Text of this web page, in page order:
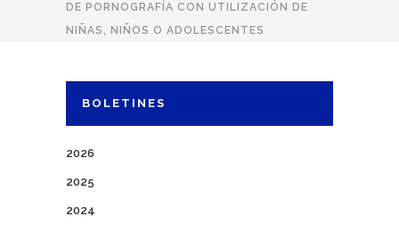
DE PORNOGRAFÍA CON UTILIZACIÓN DE
NIÑAS, NIÑOS O ADOLESCENTES
BOLETINES
2026
2025
2024